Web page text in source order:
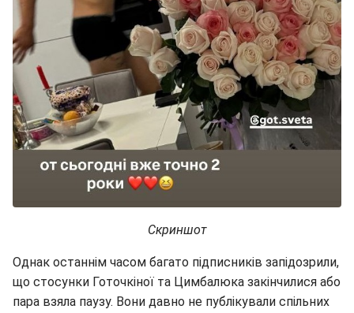
Скриншот
Однак останнім часом багато підписників запідозрили,
що стосунки Готочкіної та Цимбалюка закінчилися або
пара взяла паузу. Вони давно не публікували спільних